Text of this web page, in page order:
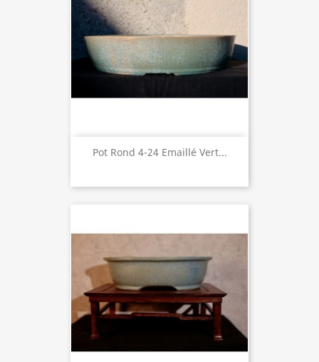
Pot Rond 4-24 Emaillé Vert...